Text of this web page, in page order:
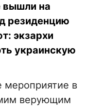
на
резиденцию
экзархи
украинскую
мероприятие в
верующим